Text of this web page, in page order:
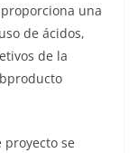
una
de ácidos,
de la
se